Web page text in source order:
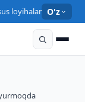
loyihalar O'z